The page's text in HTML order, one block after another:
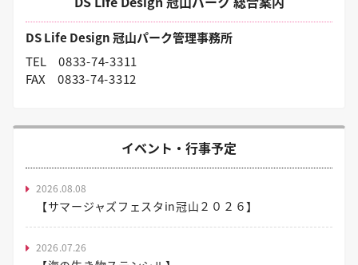
DS Life Design 冠山パーク管理事務所
TEL 0833-74-3311
FAX 0833-74-3312
イベント・行事予定
2026.08.08
【サマージャズフェスタin冠山２０２６】
2026.07.26